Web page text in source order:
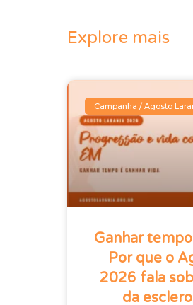
Explore mais
Campanha / Agosto
Ganhar
Por que o
2026 fala
da